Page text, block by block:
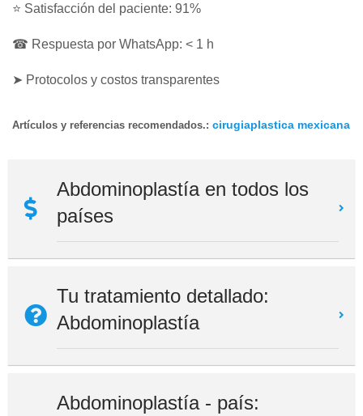
⭐ Satisfacción del paciente: 91%
☎ Respuesta por WhatsApp: < 1 h
➤ Protocolos y costos transparentes
Artículos y referencias recomendados.: cirugiaplastica mexicana
Abdominoplastía en todos los
países
Tu tratamiento detallado:
Abdominoplastía
Abdominoplastía - país: